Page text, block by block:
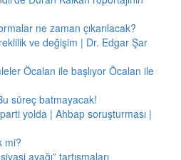
ne zaman çıkarılacak?
ve değişim | Dr. Edgar Şar
Öcalan ile başlıyor Öcalan ile
süreç batmayacak!
yolda | Ahbap soruşturması |
mi?
ayağı” tartışmaları